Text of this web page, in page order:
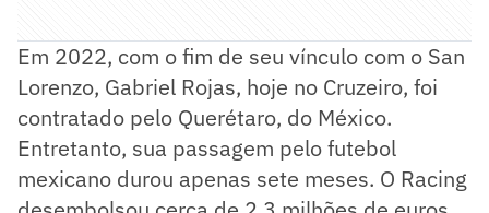
Em 2022, com o fim de seu vínculo com o San
Lorenzo, Gabriel Rojas, hoje no Cruzeiro, foi
contratado pelo Querétaro, do México.
Entretanto, sua passagem pelo futebol
mexicano durou apenas sete meses. O Racing